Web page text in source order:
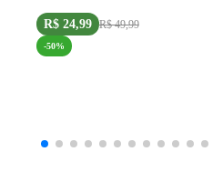
R$ 24,99 R$ 49,99
-50%